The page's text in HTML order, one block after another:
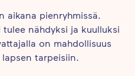
aikana pienryhmissä.
nähdyksi ja kuulluksi
on mahdollisuus
tarpeisiin.